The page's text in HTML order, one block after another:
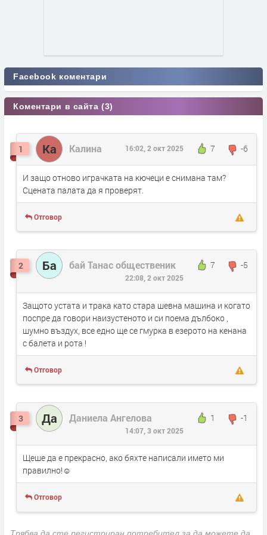
Facebook коментари
Коментари в сайта (3)
1 Ка Калина 7 -6
16:02, 2 окт 2025
И защо отново играчката на кючеци е снимана там?
Сцената палата да я проверят.
Отговор
2 Ба бай Танас общественик 7 -5
22:08, 2 окт 2025
Защото устата и трака като стара шевна машина и когато
поспре да говори наизустеното и си поема дълбоко ,
шумно въздух, все едно ще се гмурка в езерото на кенана
с балета и рота !
Отговор
3 Да Даниела Ангелова 1 -1
14:07, 3 окт 2025
Щеше да е прекрасно, ако бяхте написали името ми
правилно!☺️
Отговор
Трябва да сте регистриран потребител за да можете да